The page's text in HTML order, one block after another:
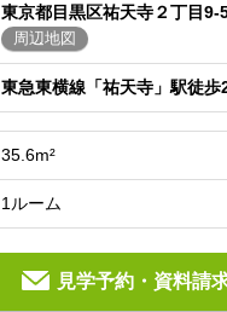
東京都目黒区祐天寺２丁目9-
周辺地図
東急東横線「祐天寺」駅徒歩
35.6m²
1ルーム
見学予約・資料請